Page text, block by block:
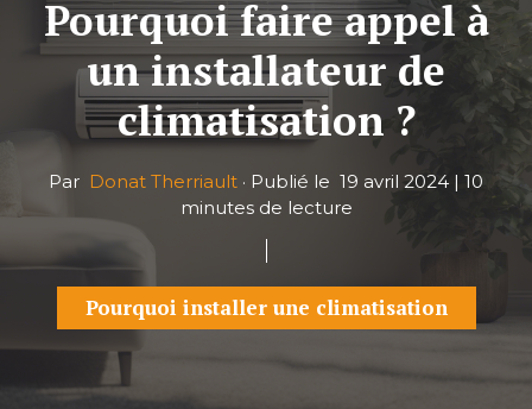
Pourquoi faire appel à
un installateur de
climatisation ?
Par Donat Therriault · Publié le 19 avril 2024 | 10
minutes de lecture
Pourquoi installer une climatisation